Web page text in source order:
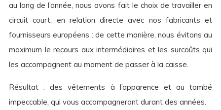
au long de l’année, nous avons fait le choix de travailler en
circuit court, en relation directe avec nos fabricants et
fournisseurs européens : de cette manière, nous évitons au
maximum le recours aux intermédiaires et les surcoûts qui
les accompagnent au moment de passer à la caisse.
Résultat : des vêtements à l’apparence et au tombé
impeccable, qui vous accompagneront durant des années.